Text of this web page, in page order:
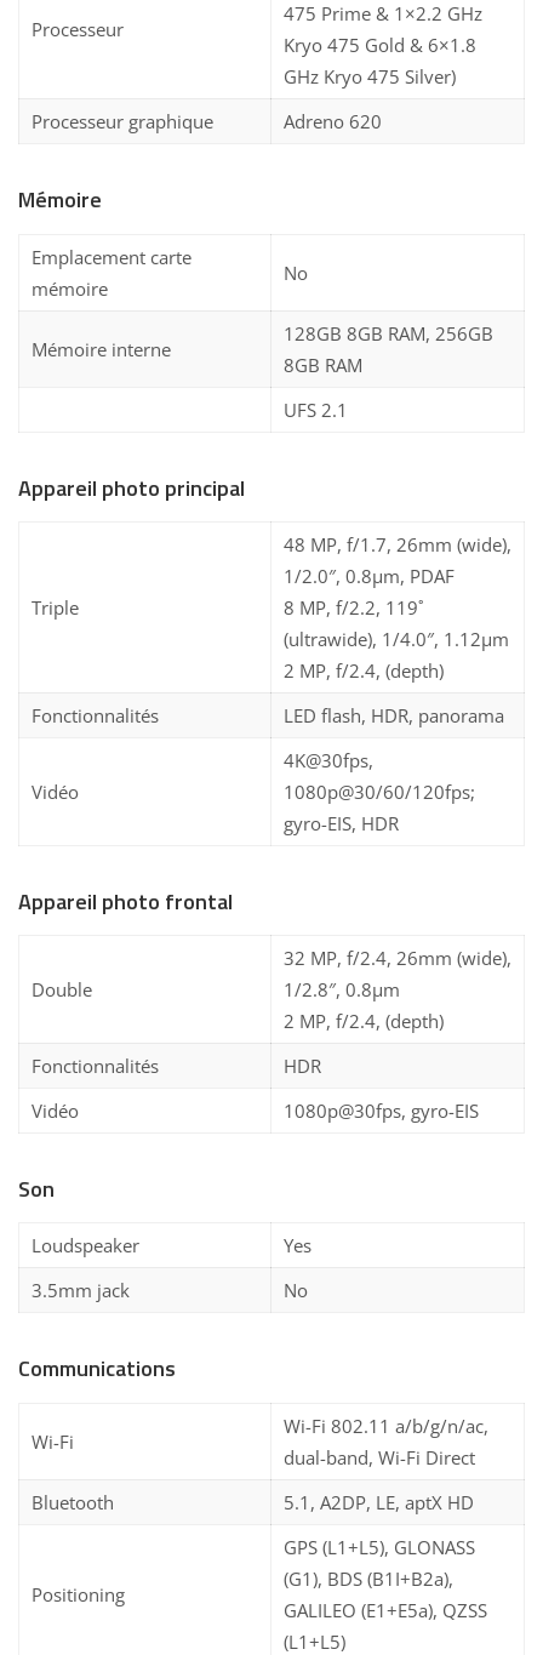
Processeur
475 Prime & 1×2.2 GHz
Kryo 475 Gold & 6×1.8
GHz Kryo 475 Silver)
Processeur graphique
Adreno 620
Mémoire
Emplacement carte
mémoire
No
Mémoire interne
128GB 8GB RAM, 256GB
8GB RAM
UFS 2.1
Appareil photo principal
Triple
48 MP, f/1.7, 26mm (wide),
1/2.0″, 0.8µm, PDAF
8 MP, f/2.2, 119˚
(ultrawide), 1/4.0″, 1.12µm
2 MP, f/2.4, (depth)
Fonctionnalités
LED flash, HDR, panorama
Vidéo
4K@30fps,
1080p@30/60/120fps;
gyro-EIS, HDR
Appareil photo frontal
Double
32 MP, f/2.4, 26mm (wide),
1/2.8″, 0.8µm
2 MP, f/2.4, (depth)
Fonctionnalités
HDR
Vidéo
1080p@30fps, gyro-EIS
Son
Loudspeaker
Yes
3.5mm jack
No
Communications
Wi-Fi
Wi-Fi 802.11 a/b/g/n/ac,
dual-band, Wi-Fi Direct
Bluetooth
5.1, A2DP, LE, aptX HD
Positioning
GPS (L1+L5), GLONASS
(G1), BDS (B1I+B2a),
GALILEO (E1+E5a), QZSS
(L1+L5)